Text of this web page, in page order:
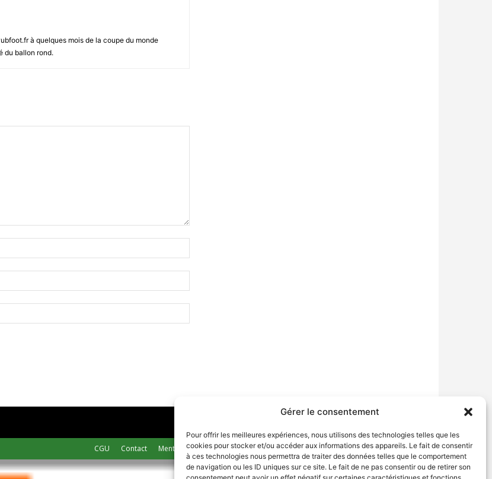
Gérer le consentement
Pour offrir les meilleures expériences, nous utilisons des technologies telles que les
cookies pour stocker et/ou accéder aux informations des appareils. Le fait de consentir
à ces technologies nous permettra de traiter des données telles que le comportement
de navigation ou les ID uniques sur ce site. Le fait de ne pas consentir ou de retirer son
à quelques mois de la coupe du monde
du ballon rond.
CGU Contact Mentions légales Politique de confidentialité Politique de cookies (UE)